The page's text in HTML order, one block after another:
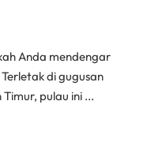
Anda mendengar
di gugusan
pulau ini ...